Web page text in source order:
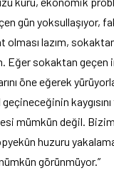
gün yoksullaşıyor,
olması lazım,
Eğer sokaktan geçen
öne eğerek
mümkün değil.
huzuru
görünmüyor.”